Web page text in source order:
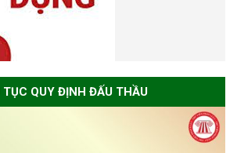
TỤC QUY ĐỊNH ĐẤU THẦU